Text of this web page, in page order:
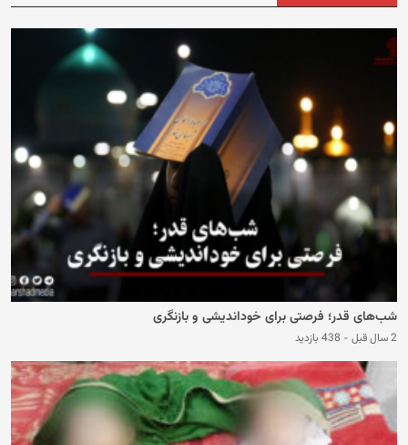
شب‌های قدر؛ فرصتی برای خوداندیشی و بازنگری
2 سال قبل - 438 بازدید